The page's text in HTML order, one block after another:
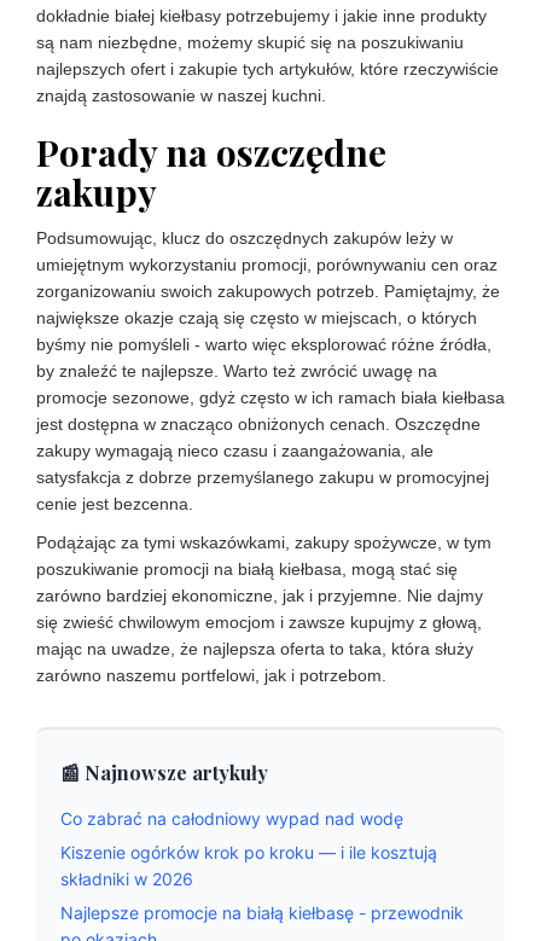
dokładnie białej kiełbasy potrzebujemy i jakie inne produkty
są nam niezbędne, możemy skupić się na poszukiwaniu
najlepszych ofert i zakupie tych artykułów, które rzeczywiście
znajdą zastosowanie w naszej kuchni.
Porady na oszczędne
zakupy
Podsumowując, klucz do oszczędnych zakupów leży w
umiejętnym wykorzystaniu promocji, porównywaniu cen oraz
zorganizowaniu swoich zakupowych potrzeb. Pamiętajmy, że
największe okazje czają się często w miejscach, o których
byśmy nie pomyśleli - warto więc eksplorować różne źródła,
by znaleźć te najlepsze. Warto też zwrócić uwagę na
promocje sezonowe, gdyż często w ich ramach biała kiełbasa
jest dostępna w znacząco obniżonych cenach. Oszczędne
zakupy wymagają nieco czasu i zaangażowania, ale
satysfakcja z dobrze przemyślanego zakupu w promocyjnej
cenie jest bezcenna.
Podążając za tymi wskazówkami, zakupy spożywcze, w tym
poszukiwanie promocji na białą kiełbasa, mogą stać się
zarówno bardziej ekonomiczne, jak i przyjemne. Nie dajmy
się zwieść chwilowym emocjom i zawsze kupujmy z głową,
mając na uwadze, że najlepsza oferta to taka, która służy
zarówno naszemu portfelowi, jak i potrzebom.
📰 Najnowsze artykuły
Co zabrać na całodniowy wypad nad wodę
Kiszenie ogórków krok po kroku — i ile kosztują
składniki w 2026
Najlepsze promocje na białą kiełbasę - przewodnik